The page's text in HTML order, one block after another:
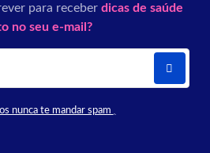
para receber dicas de saúde
no seu e-mail?
nunca te mandar spam